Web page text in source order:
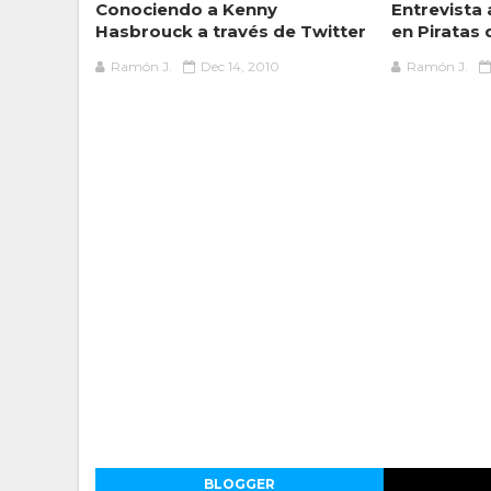
Conociendo a Kenny
Hasbrouck a través de Twitter
Ramón J. Dec 14, 2010
Entrevista
en Piratas
Ramón J.
BLOGGER